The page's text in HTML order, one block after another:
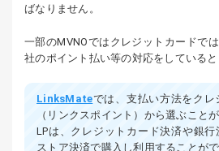
ばなりません。
一部のMVNOではクレジットカードで
社のポイント払い等の対応をしていると
LinksMateでは、支払い方法をクレ
（リンクスポイント）から選ぶことが
LPは、クレジットカード決済や銀
ストア決済で購入し利用することがで